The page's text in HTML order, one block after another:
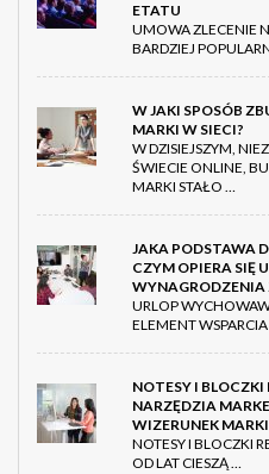
ETATU
UMOWA ZLECENIE
BARDZIEJ
W JAKI SPOSÓB
MARKI W SIECI?
W DZISIEJSZYM,
ŚWIECIE ONLINE,
MARKI STAŁO …
JAKA PODSTAWA
CZYM OPIERA SIĘ
URLOP
ELEMENT
NOTESY I
NARZĘDZIA
WIZERUNEK MARKI
NOTESY I BLOCZKI
OD LAT CIESZĄ …